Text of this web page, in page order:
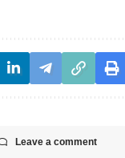
Leave a comment